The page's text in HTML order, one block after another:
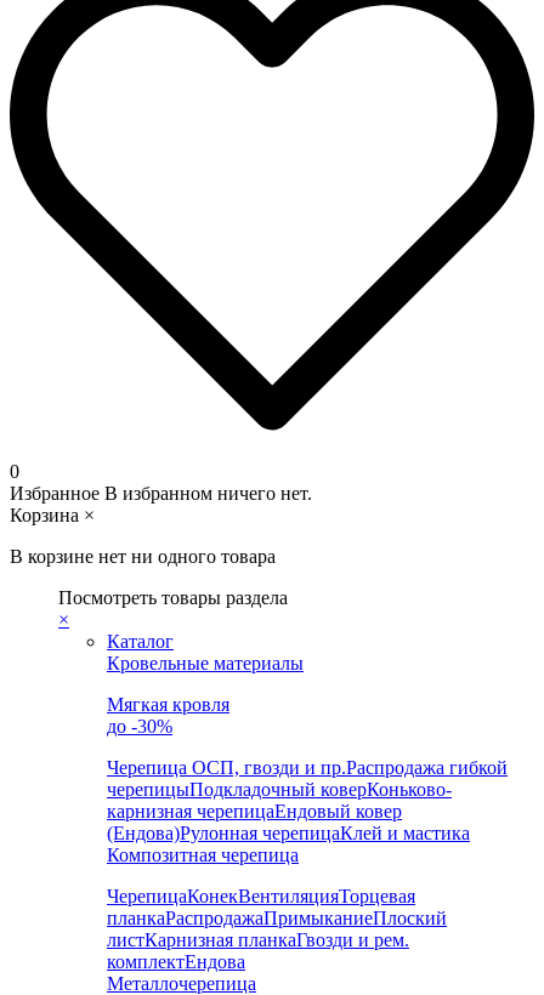
0
Избранное В избранном ничего нет.
Корзина ×
В корзине нет ни одного товара
Посмотреть товары раздела
×
Каталог
Кровельные материалы
Мягкая кровля
до -30%
Черепица ОСП, гвозди и пр.Распродажа гибкой
черепицыПодкладочный коверКоньково-
карнизная черепицаЕндовый ковер
(Ендова)Рулонная черепицаКлей и мастика
Композитная черепица
ЧерепицаКонекВентиляцияТорцевая
планкаРаспродажаПримыканиеПлоский
листКарнизная планкаГвозди и рем.
комплектЕндова
Металлочерепица